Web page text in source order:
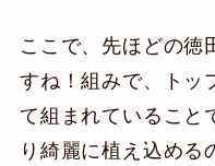
ここで、先ほどの徳
すね！組みで、トッ
て組まれていること
り綺麗に植え込める